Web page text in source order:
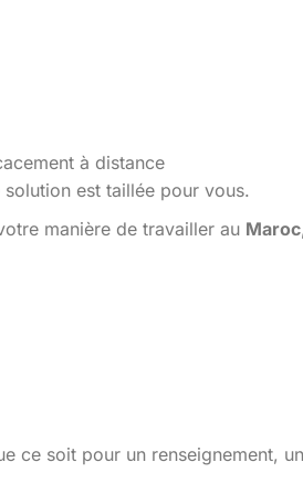
à distance
est taillée pour vous.
manière de travailler au Maroc,
ce soit pour un renseignement,